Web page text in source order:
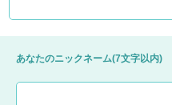
あなたのニックネーム(7文字以内)